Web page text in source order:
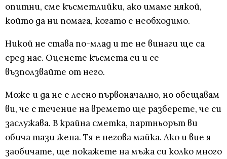
опитни, сме късметлийки, ако имаме някой,
който да ни помага, когато е необходимо.
Никой не става по-млад и те не винаги ще са
сред нас. Оценете късмета си и се
възползвайте от него.
Може и да не е лесно първоначално, но обещавам
ви, че с течение на времето ще разберете, че си
заслужава. В крайна сметка, партньорът ви
обича тази жена. Тя е негова майка. Ако и вие я
заобичате, ще покажете на мъжа си колко много